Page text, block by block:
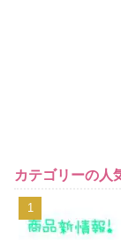
カテゴリーの人